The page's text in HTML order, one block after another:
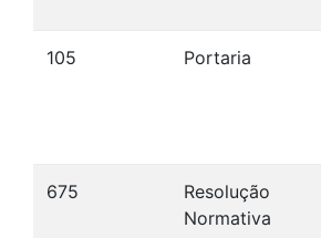
105 Portaria
675
Resolução
Normativa